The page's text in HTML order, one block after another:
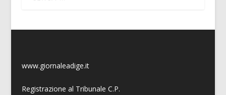
www.giornaleadige.it
Registrazione al Tribunale C.P.